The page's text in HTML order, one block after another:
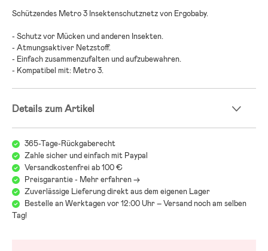
Schützendes Metro 3 Insektenschutznetz von Ergobaby.
- Schutz vor Mücken und anderen Insekten.
- Atmungsaktiver Netzstoff.
- Einfach zusammenzufalten und aufzubewahren.
- Kompatibel mit: Metro 3.
Details zum Artikel
365-Tage-Rückgaberecht
Zahle sicher und einfach mit Paypal
Versandkostenfrei ab 100 €
Preisgarantie - Mehr erfahren ->
Zuverlässige Lieferung direkt aus dem eigenen Lager
Bestelle an Werktagen vor 12:00 Uhr – Versand noch am selben
Tag!